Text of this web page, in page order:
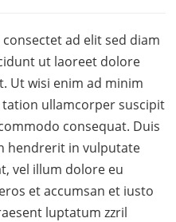
ad elit sed diam
ut laoreet dolore
Ut wisi enim ad minim
ullamcorper suscipit
consequat. Duis
hendrerit in vulputate
vel illum dolore eu
et accumsan et iusto
luptatum zzril